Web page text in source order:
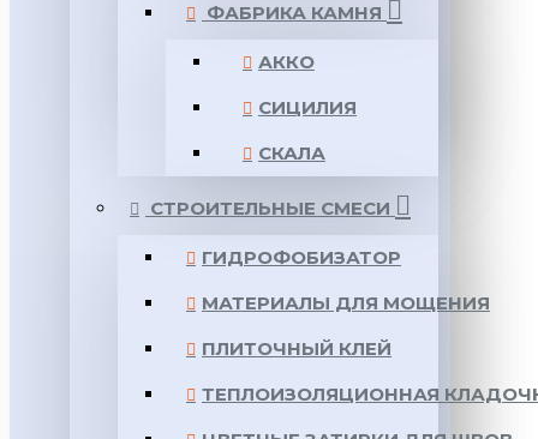
ФАБРИКА КАМНЯ
АККО
СИЦИЛИЯ
СКАЛА
СТРОИТЕЛЬНЫЕ СМЕСИ
ГИДРОФОБИЗАТОР
МАТЕРИАЛЫ ДЛЯ МОЩЕНИЯ
ПЛИТОЧНЫЙ КЛЕЙ
ТЕПЛОИЗОЛЯЦИОННАЯ